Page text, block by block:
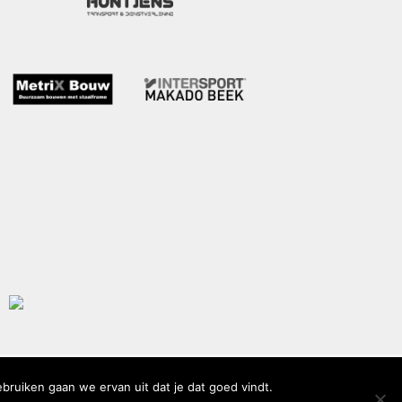
gaan we ervan uit dat je dat goed vindt.